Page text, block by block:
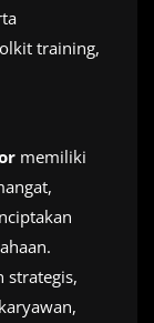
training,
memiliki
strategis,